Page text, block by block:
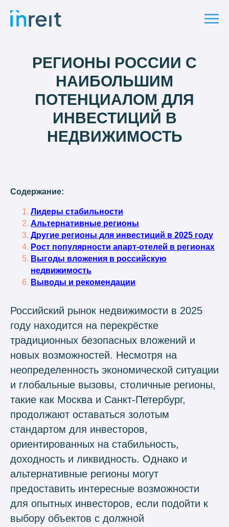
РЕГИОНЫ РОССИИ С
НАИБОЛЬШИМ
ПОТЕНЦИАЛОМ ДЛЯ
ИНВЕСТИЦИЙ В
НЕДВИЖИМОСТЬ
Содержание:
Лидеры стабильности
Альтернативные регионы
Другие регионы для инвестиций в 2025 году
Рост популярности апарт-отелей в регионах
Выгоды вложения в российскую
недвижимость
Выводы и рекомендации
Российский рынок недвижимости в 2025
году находится на перекрёстке
традиционных безопасных вложений и
новых возможностей. Несмотря на
неопределенность экономической ситуации
и глобальные вызовы, столичные регионы,
такие как Москва и Санкт-Петербург,
продолжают оставаться золотым
стандартом для инвесторов,
ориентированных на стабильность,
доходность и ликвидность. Однако и
альтернативные регионы могут
предоставить интересные возможности
для опытных инвесторов, если подойти к
выбору объектов с должной